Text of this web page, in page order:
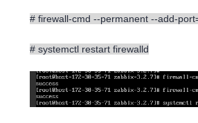
# firewall-cmd --permanent --add-
# systemctl restart firewalld